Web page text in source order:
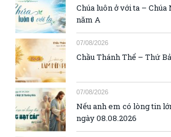
Chúa luôn ở với ta –
năm A
07/08/2026
Chầu Thánh Thể – Thứ
07/08/2026
Nếu anh em có lòng tin
ngày 08.08.2026